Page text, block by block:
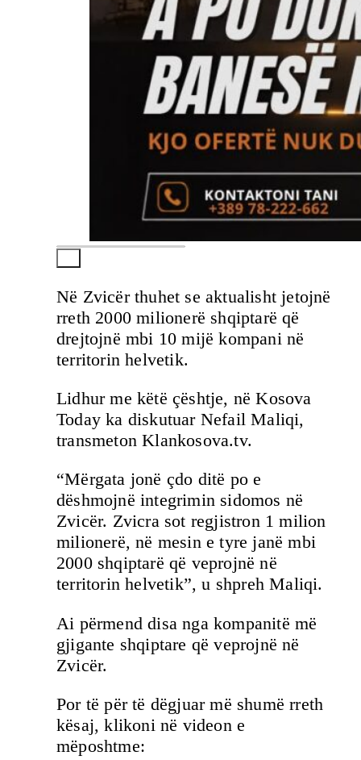
Në Zvicër thuhet se aktualisht jetojnë
rreth 2000 milionerë shqiptarë që
drejtojnë mbi 10 mijë kompani në
territorin helvetik.
Lidhur me këtë çështje, në Kosova
Today ka diskutuar Nefail Maliqi,
transmeton Klankosova.tv.
“Mërgata jonë çdo ditë po e
dëshmojnë integrimin sidomos në
Zvicër. Zvicra sot regjistron 1 milion
milionerë, në mesin e tyre janë mbi
2000 shqiptarë që veprojnë në
territorin helvetik”, u shpreh Maliqi.
Ai përmend disa nga kompanitë më
gjigante shqiptare që veprojnë në
Zvicër.
Por të për të dëgjuar më shumë rreth
kësaj, klikoni në videon e
mëposhtme: